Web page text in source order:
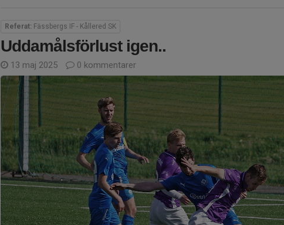
Referat: Fässbergs IF - Kållered SK
Uddamålsförlust igen..
13 maj 2025 0 kommentarer